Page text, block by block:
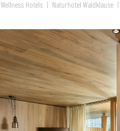
Wellness Hotels Naturhotel Waldklause